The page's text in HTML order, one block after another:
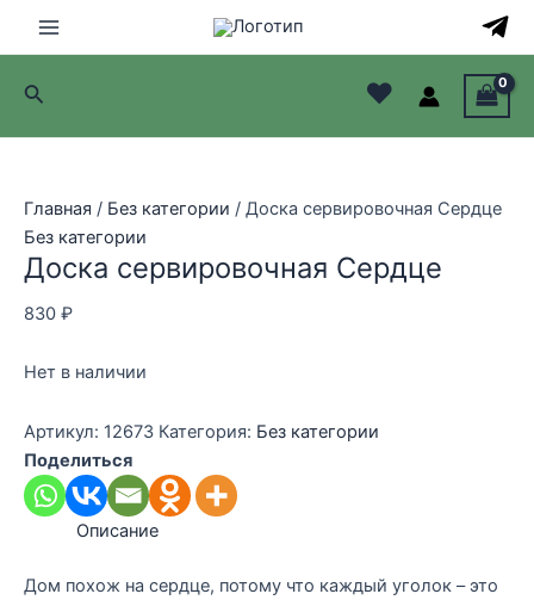
Main
Menu
Поиск ♥
Главная / Без категории / Доска сервировочная Сердце
Без категории
Доска сервировочная Сердце
830 ₽
Нет в наличии
Артикул: 12673 Категория: Без категории
Поделиться
Описание
Дом похож на сердце, потому что каждый уголок – это